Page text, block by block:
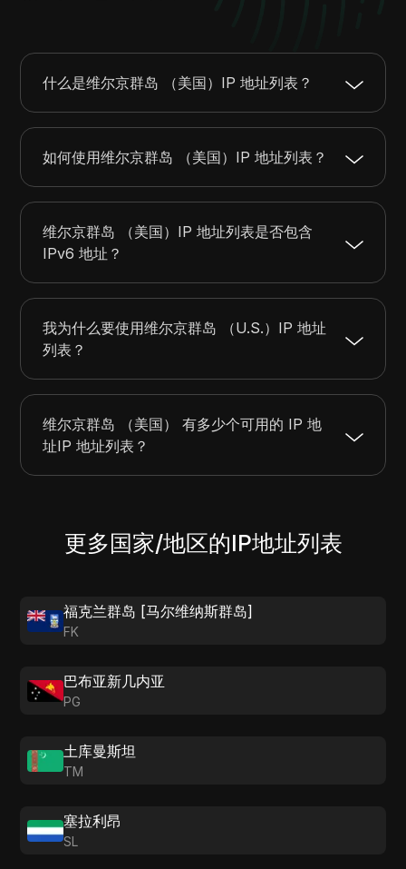
什么是维尔京群岛 （美国）IP 地址列表？
如何使用维尔京群岛 （美国）IP 地址列表？
维尔京群岛 （美国）IP 地址列表是否包含
IPv6 地址？
我为什么要使用维尔京群岛 （U.S.）IP 地址
列表？
维尔京群岛 （美国） 有多少个可用的 IP 地
址IP 地址列表？
更多国家/地区的IP地址列表
福克兰群岛 [马尔维纳斯群岛]
FK
巴布亚新几内亚
PG
土库曼斯坦
TM
塞拉利昂
SL